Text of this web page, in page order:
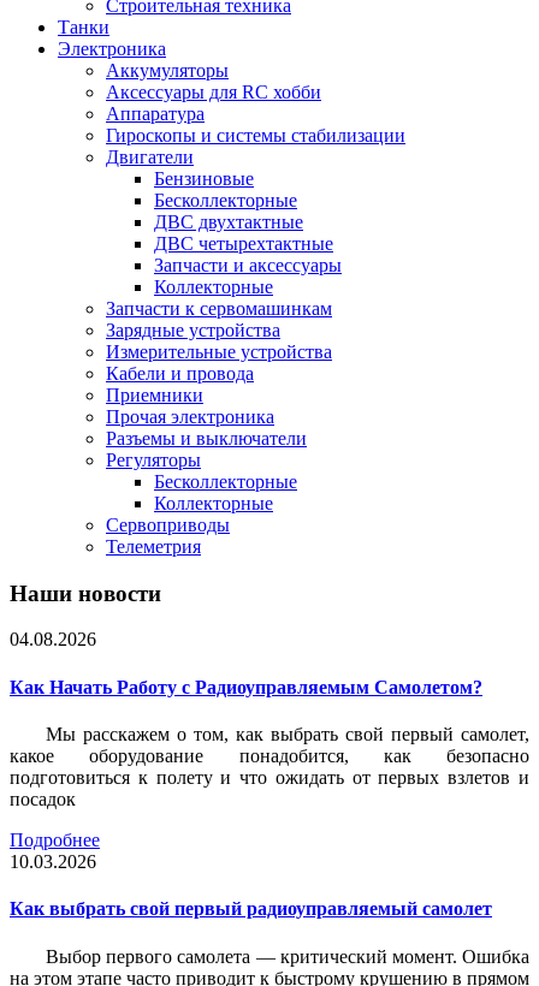
Строительная техника
Танки
Электроника
Аккумуляторы
Аксессуары для RC хобби
Аппаратура
Гироскопы и системы стабилизации
Двигатели
Бензиновые
Бесколлекторные
ДВС двухтактные
ДВС четырехтактные
Запчасти и аксессуары
Коллекторные
Запчасти к сервомашинкам
Зарядные устройства
Измерительные устройства
Кабели и провода
Приемники
Прочая электроника
Разъемы и выключатели
Регуляторы
Бесколлекторные
Коллекторные
Сервоприводы
Телеметрия
Наши новости
04.08.2026
Как Начать Работу с Радиоуправляемым Самолетом?
Мы расскажем о том, как выбрать свой первый самолет,
какое оборудование понадобится, как безопасно
подготовиться к полету и что ожидать от первых взлетов и
посадок
Подробнее
10.03.2026
Как выбрать свой первый радиоуправляемый самолет
Выбор первого самолета — критический момент. Ошибка
на этом этапе часто приводит к быстрому крушению в прямом